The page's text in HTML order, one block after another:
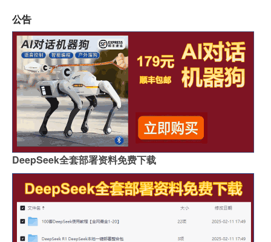
公告
DeepSeek全套部署资料免费下载